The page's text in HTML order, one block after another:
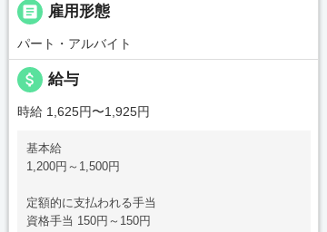
 雇用形態
パート・アルバイト
attach_money 給与
時給 1,625円〜1,925円
基本給
1,200円～1,500円
定額的に支払われる手当
資格手当 150円～150円